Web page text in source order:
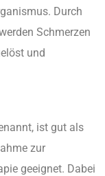
Durch
Schmerzen
und
ist gut als
zur
geeignet. Dabei